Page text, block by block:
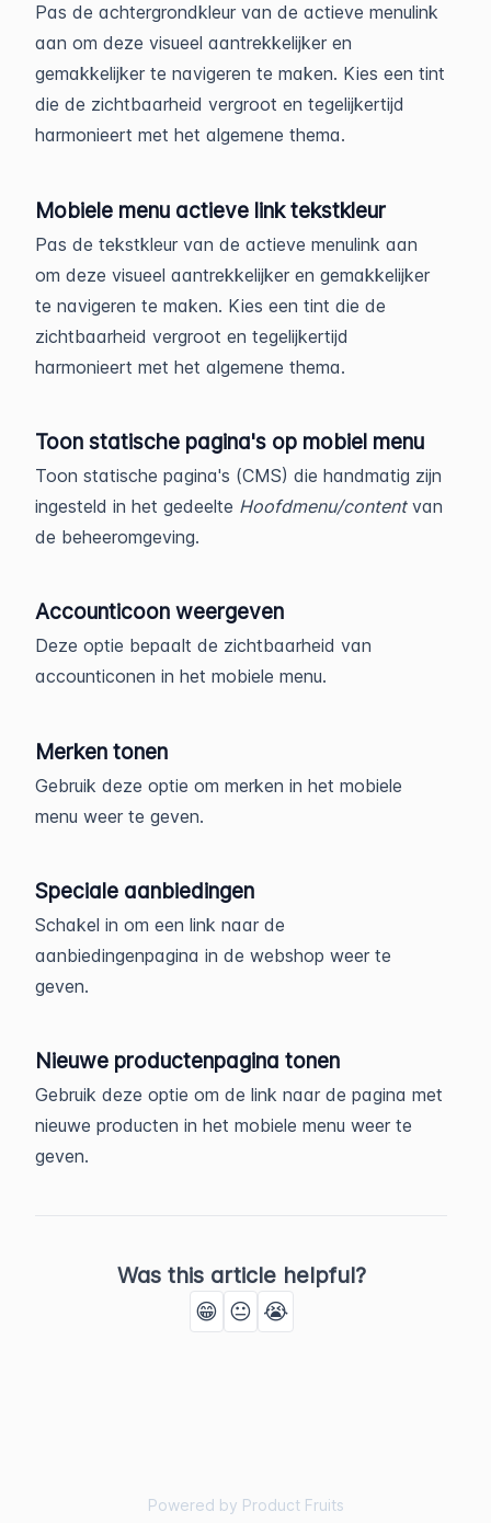
Pas de achtergrondkleur van de actieve menulink
aan om deze visueel aantrekkelijker en
gemakkelijker te navigeren te maken. Kies een tint
die de zichtbaarheid vergroot en tegelijkertijd
harmonieert met het algemene thema.
Mobiele menu actieve link tekstkleur
Pas de tekstkleur van de actieve menulink aan
om deze visueel aantrekkelijker en gemakkelijker
te navigeren te maken. Kies een tint die de
zichtbaarheid vergroot en tegelijkertijd
harmonieert met het algemene thema.
Toon statische pagina's op mobiel menu
Toon statische pagina's (CMS) die handmatig zijn
ingesteld in het gedeelte Hoofdmenu/contentvan
de beheeromgeving.
Accounticoon weergeven
Deze optie bepaalt de zichtbaarheid van
accounticonen in het mobiele menu.
Merken tonen
Gebruik deze optie om merken in het mobiele
menu weer te geven.
Speciale aanbiedingen
Schakel in om een link naar de
aanbiedingenpagina in de webshop weer te
geven.
Nieuwe productenpagina tonen
Gebruik deze optie om de link naar de pagina met
nieuwe producten in het mobiele menu weer te
geven.
Was this article helpful?
😁 😐 😭
Powered by Product Fruits